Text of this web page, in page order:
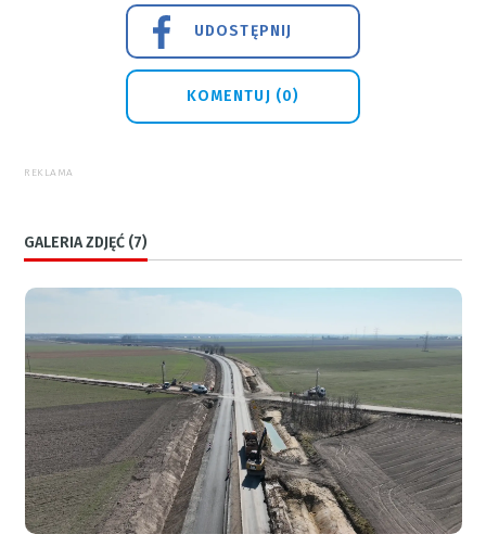
UDOSTĘPNIJ
KOMENTUJ (0)
REKLAMA
GALERIA ZDJĘĆ (7)